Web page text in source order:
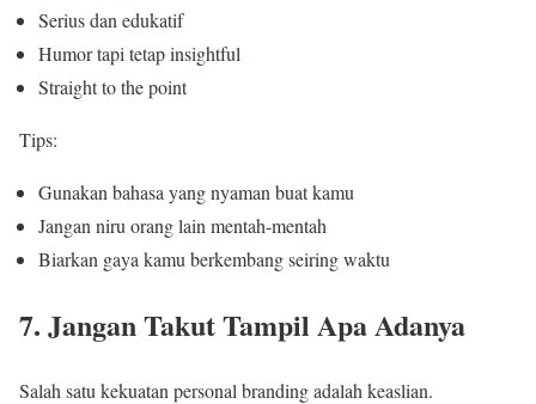
Serius dan edukatif
Humor tapi tetap insightful
Straight to the point
Tips:
Gunakan bahasa yang nyaman buat kamu
Jangan niru orang lain mentah-mentah
Biarkan gaya kamu berkembang seiring waktu
7. Jangan Takut Tampil Apa Adanya
Salah satu kekuatan personal branding adalah keaslian.